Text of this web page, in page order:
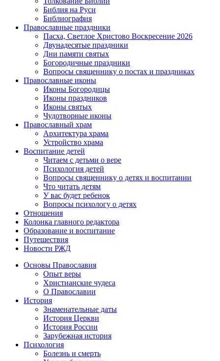
Библия на Руси
Библиография
Православные праздники
Пасха, Светлое Христово Воскресение 2026
Двунадесятые праздники
Дни памяти святых
Богородичные праздники
Вопросы священнику о постах и праздниках
Православные иконы
Иконы Богородицы
Иконы праздников
Иконы святых
Чудотворные иконы
Православный храм
Архитектура храма
Устройство храма
Воспитание детей
Читаем с детьми о вере
Психология детей
Вопросы священнику о детях и воспитании
Что читать детям
У вас будет ребенок
Вопросы психологу о детях
Отношения
Колонка главного редактора
Образование и воспитание
Путешествия
Новости РЖД
Основы Православия
Опыт веры
Христианские чудеса
О Православии
История
Знаменательные даты
История Церкви
История России
Зарубежная история
Психология
Болезнь и смерть